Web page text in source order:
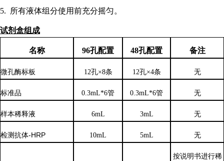
5. 所有液体组分使用前充分摇匀。
试剂盒组成
名称 96孔配置 48孔配置 备注
微孔酶标板 12孔×8条 12孔×4条 无
标准品 0.3mL*6管 0.3mL*6管 无
样本稀释液 6mL 3mL 无
检测抗体-HRP 10mL 5mL 无
按说明书进行稀